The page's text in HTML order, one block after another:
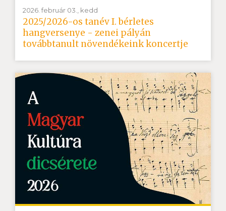
2026. február 03., kedd
2025/2026-os tanév I. bérletes
hangversenye - zenei pályán
továbbtanult növendékeink koncertje